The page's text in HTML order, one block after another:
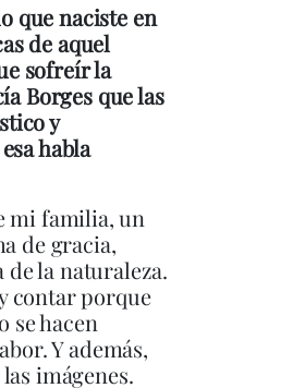
que naciste en
de aquel
sofreír la
Borges que las
y
habla
mi familia, un
de gracia,
la naturaleza.
contar porque
se hacen
Y además,
imágenes.